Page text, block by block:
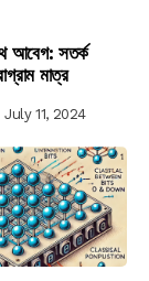
আবেগ: সতর্ক
মাত্র
July 11, 2024